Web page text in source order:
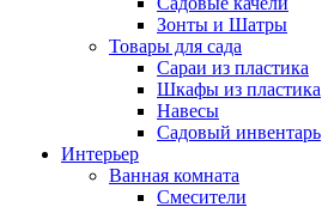
Зонты и Шатры
Товары для сада
Сараи из пластика
Шкафы из пластика
Навесы
Садовый инвентарь
Интерьер
Ванная комната
Смесители